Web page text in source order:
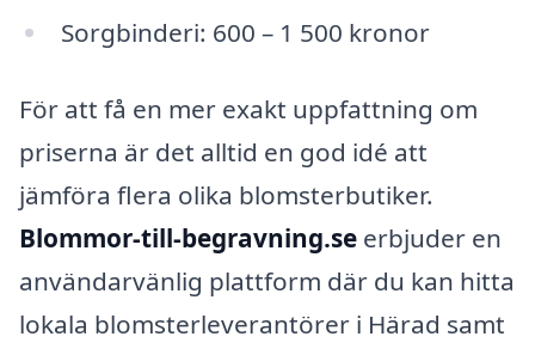
Sorgbinderi: 600 – 1 500 kronor
För att få en mer exakt uppfattning om
priserna är det alltid en god idé att
jämföra flera olika blomsterbutiker.
Blommor-till-begravning.se erbjuder en
användarvänlig plattform där du kan hitta
lokala blomsterleverantörer i Härad samt